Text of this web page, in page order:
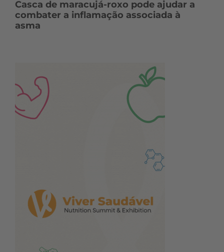
Casca de maracujá-roxo pode ajudar a
combater a inflamação associada à
asma